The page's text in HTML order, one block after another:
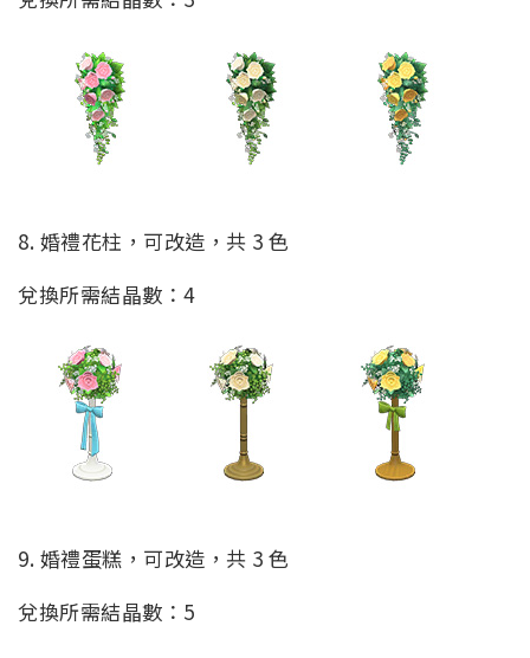
8. 婚禮花柱，可改造，共 3 色
兌換所需結晶數：4
9. 婚禮蛋糕，可改造，共 3 色
兌換所需結晶數：5